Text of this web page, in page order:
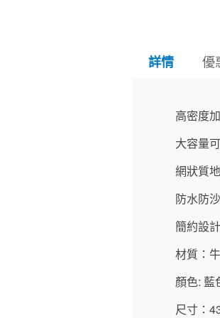
詳情 優
高密度
大容量
網狀質地
防水防
簡約設
材質：
顏色: 藍
尺寸：